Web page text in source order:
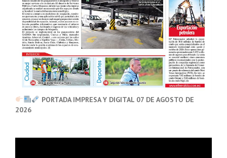
PORTADA IMPRESA Y DIGITAL 07 DE AGOSTO DE
2026